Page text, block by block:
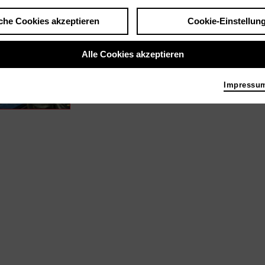
/ Medien wie ...
LOOK WHO´S BACK | 2016
Maske
Cookies akzeptieren Cookie-
Alle Cookies akzeptieren